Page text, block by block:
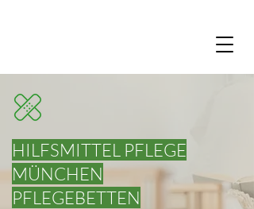
HILFSMITTEL PFLEGE
MÜNCHEN
PFLEGEBETTEN